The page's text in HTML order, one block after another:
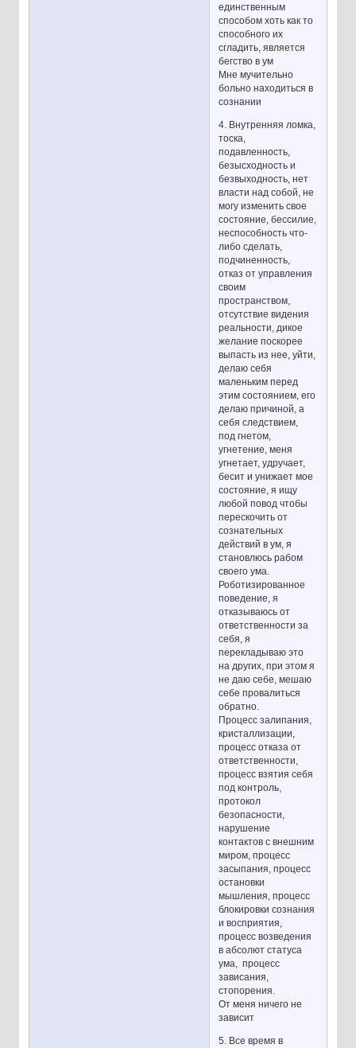
единственным
способом хоть как то
способного их
сгладить, является
бегство в ум
Мне мучительно
больно находиться в
сознании
4. Внутренняя ломка,
тоска,
подавленность,
безысходность и
безвыходность, нет
власти над собой, не
могу изменить свое
состояние, бессилие,
неспособность что-
либо сделать,
подчиненность,
отказ от управления
своим
пространством,
отсутствие видения
реальности, дикое
желание поскорее
выпасть из нее, уйти,
делаю себя
маленьким перед
этим состоянием, его
делаю причиной, а
себя следствием,
под гнетом,
угнетение, меня
угнетает, удручает,
бесит и унижает мое
состояние, я ищу
любой повод чтобы
перескочить от
сознательных
действий в ум, я
становлюсь рабом
своего ума.
Роботизированное
поведение, я
отказываюсь от
ответственности за
себя, я
перекладываю это
на других, при этом я
не даю себе, мешаю
себе провалиться
обратно.
Процесс залипания,
кристаллизации,
процесс отказа от
ответственности,
процесс взятия себя
под контроль,
протокол
безопасности,
нарушение
контактов с внешним
миром, процесс
засыпания, процесс
остановки
мышления, процесс
блокировки сознания
и восприятия,
процесс возведения
в абсолют статуса
ума, процесс
зависания,
стопорения.
От меня ничего не
зависит
5. Все время в